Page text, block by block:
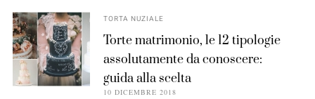
TORTA NUZIALE
Torte matrimonio, le 12 tipologie
assolutamente da conoscere:
guida alla scelta
10 DICEMBRE 2018